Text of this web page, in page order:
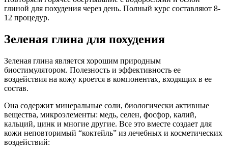
глиной для похудения через день. Полный курс составляют 8-
12 процедур.
Зеленая глина для похудения
Зеленая глина является хорошим природным
биостимулятором. Полезность и эффективность ее
воздействия на кожу кроется в компонентах, входящих в ее
состав.
Она содержит минеральные соли, биологически активные
вещества, микроэлементы: медь, селен, фосфор, калий,
кальций, цинк и многие другие. Все это вместе создает для
кожи неповторимый “коктейль” из лечебных и косметических
воздействий: